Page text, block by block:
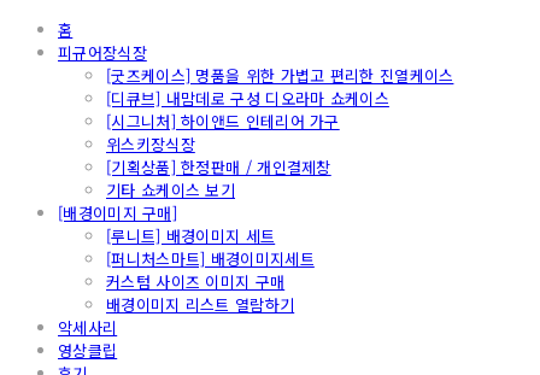
홈
피규어장식장
[굿즈케이스] 명품을 위한 가볍고 편리한 진열케이스
[디큐브] 내맘데로 구성 디오라마 쇼케이스
[시그니처] 하이앤드 인테리어 가구
위스키장식장
[기획상품] 한정판매 / 개인결제창
기타 쇼케이스 보기
[배경이미지 구매]
[루니트] 배경이미지 세트
[퍼니처스마트] 배경이미지세트
커스텀 사이즈 이미지 구매
배경이미지 리스트 열람하기
악세사리
영상클립